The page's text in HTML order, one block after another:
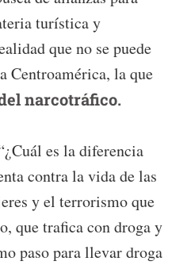
turística y
que no se puede
Centroamérica, la que
narcotráfico.
es la diferencia
contra la vida de las
y el terrorismo que
que trafica con droga y
paso para llevar droga